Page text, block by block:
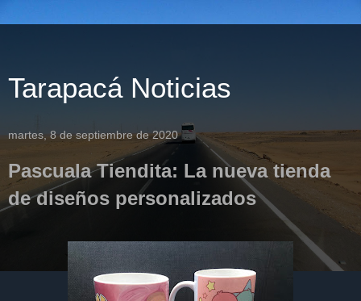
Tarapacá Noticias
martes, 8 de septiembre de 2020
Pascuala Tiendita: La nueva tienda
de diseños personalizados